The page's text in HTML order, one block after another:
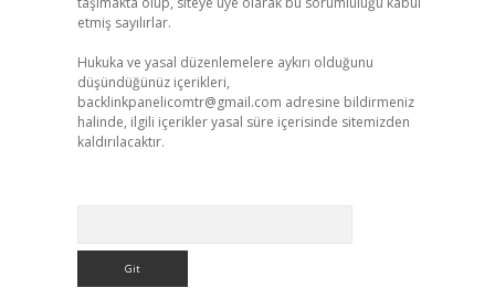
etmiş sayılırlar.
Hukuka ve yasal düzenlemelere aykırı olduğunu
düşündüğünüz içerikleri,
backlinkpanelicomtr@gmail.com adresine bildirmeniz
halinde, ilgili içerikler yasal süre içerisinde sitemizden
kaldırılacaktır.